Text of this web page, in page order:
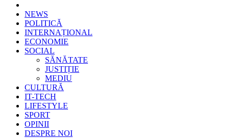
Epoca
Cele mai noi știri online din România
NEWS
POLITICĂ
INTERNAȚIONAL
ECONOMIE
SOCIAL
SĂNĂTATE
JUSTIȚIE
MEDIU
CULTURĂ
IT-TECH
LIFESTYLE
SPORT
OPINII
DESPRE NOI